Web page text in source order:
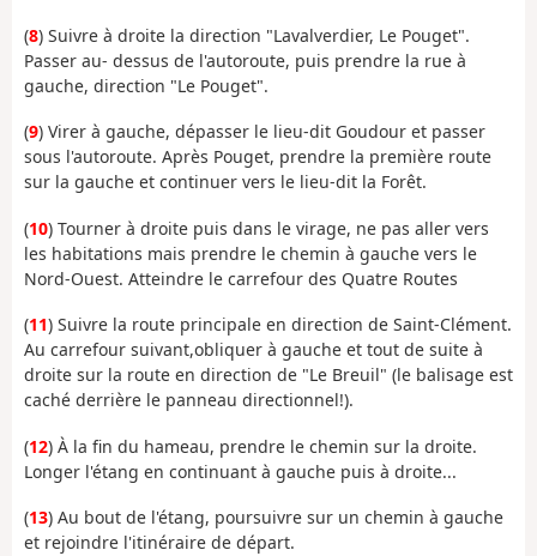
(8) Suivre à droite la direction "Lavalverdier, Le Pouget".
Passer au- dessus de l'autoroute, puis prendre la rue à
gauche, direction "Le Pouget".
(9) Virer à gauche, dépasser le lieu-dit Goudour et passer
sous l'autoroute. Après Pouget, prendre la première route
sur la gauche et continuer vers le lieu-dit la Forêt.
(10) Tourner à droite puis dans le virage, ne pas aller vers
les habitations mais prendre le chemin à gauche vers le
Nord-Ouest. Atteindre le carrefour des Quatre Routes
(11) Suivre la route principale en direction de Saint-Clément.
Au carrefour suivant,obliquer à gauche et tout de suite à
droite sur la route en direction de "Le Breuil" (le balisage est
caché derrière le panneau directionnel!).
(12) À la fin du hameau, prendre le chemin sur la droite.
Longer l'étang en continuant à gauche puis à droite...
(13) Au bout de l'étang, poursuivre sur un chemin à gauche
et rejoindre l'itinéraire de départ.